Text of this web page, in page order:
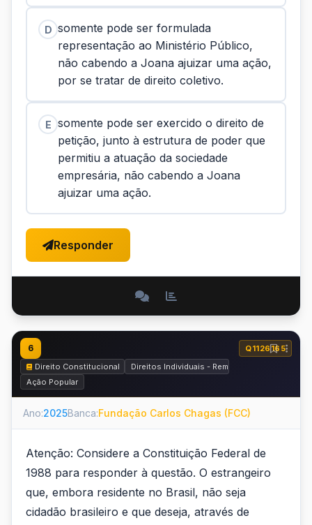
D somente pode ser formulada
representação ao Ministério Público,
não cabendo a Joana ajuizar uma ação,
por se tratar de direito coletivo.
E somente pode ser exercido o direito de
petição, junto à estrutura de poder que
permitiu a atuação da sociedade
empresária, não cabendo a Joana
ajuizar uma ação.
Responder
6
Q1126165
Direito Constitucional
Direitos Individuais - Remédios
Ação Popular
Ano:2025Banca:Fundação Carlos Chagas (FCC)
Atenção: Considere a Constituição Federal de
1988 para responder à questão. O estrangeiro
que, embora residente no Brasil, não seja
cidadão brasileiro e que deseja, através de